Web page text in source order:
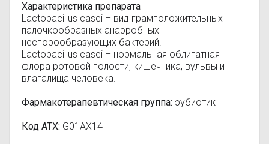
Характеристика препарата
Lactobacillus casei – вид грамположительных
палочкообразных анаэробных
неспорообразующих бактерий.
Lactobacillus casei – нормальная облигатная
флора ротовой полости, кишечника, вульвы и
влагалища человека.
Фармакотерапевтическая группа: эубиотик
Код АТХ: G01AX14